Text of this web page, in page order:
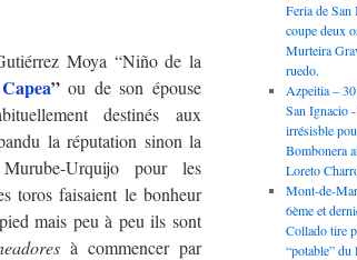
Moya “Niño de la
Capea”ou de son épouse
destinés aux
la réputation sinon la
Urquijo pour les
toros faisaient le bonheur
mais peu à peu ils sont
à commencer par
Feria de
coupe deux
Murteira
ruedo.
Azpeitia –
San Ignacio
irrésisble
Bombonera
Loreto
Mont-de-
6ème et
Collado tire
“potable”